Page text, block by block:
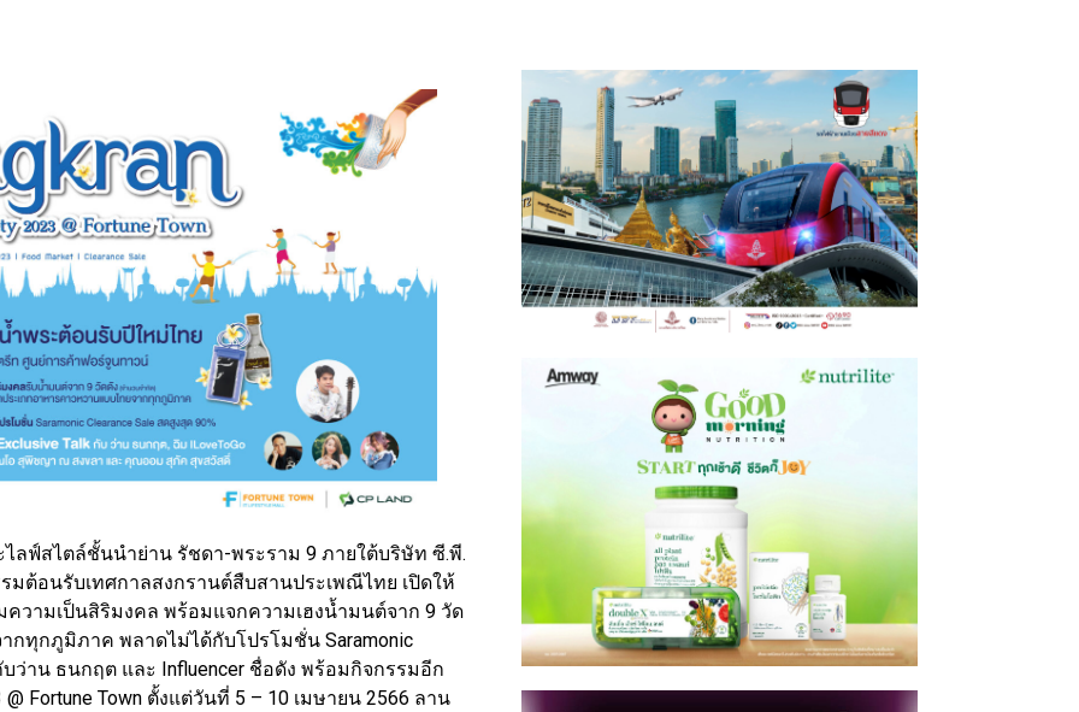
ไลฟ์สไตล์ชั้นนำย่าน รัชดา-พระราม 9 ภายใต้บริษัท ซี.พี.
มต้อนรับเทศกาลสงกรานต์สืบสานประเพณีไทย เปิดให้
ความเป็นสิริมงคล พร้อมแจกความเฮงน้ำมนต์จาก 9 วัด
ทุกภูมิภาค พลาดไม่ได้กับโปรโมชั่น Saramonic
บว่าน ธนกฤต และ Influencer ชื่อดัง พร้อมกิจกรรมอีก
Fortune Town ตั้งแต่วันที่ 5 – 10 เมษายน 2566 ลาน